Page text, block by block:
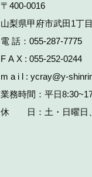
〒400-0016
山梨県甲府市武田1丁
電 話： 055-287-7775
F A X : 055-252-0244
m a i l : ycray@y-
業務時間：平日
休 日：土・日曜日